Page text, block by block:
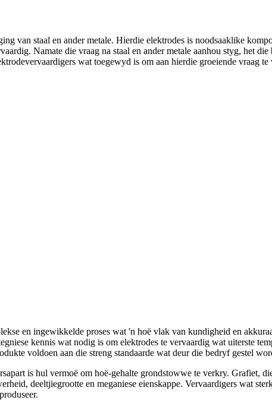
van staal en ander metale. Hierdie elektrodes is noodsaaklike
Namate die vraag na staal en ander metale aanhou styg, het
wat toegewyd is om aan hierdie groeiende vraag
en ingewikkelde proses wat 'n hoë vlak van kundigheid en
kennis wat nodig is om elektrodes te vervaardig wat uiterste
voldoen aan die streng standaarde wat deur die bedryf gestel
apart is hul vermoë om hoë-gehalte grondstowwe te verkry. Grafiet,
deeltjiegrootte en meganiese eienskappe. Vervaardigers wat